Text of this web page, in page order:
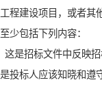
程建设项目，或者其
少包括下列内容：
这是招标文件中反映
投标人应该知晓和遵